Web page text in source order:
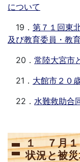
について
19． 第７１回東
及び教育委員・教
20． 常陸大宮市
21． 大館市２０
22． 水難救助合
１ ７月１
状況と被